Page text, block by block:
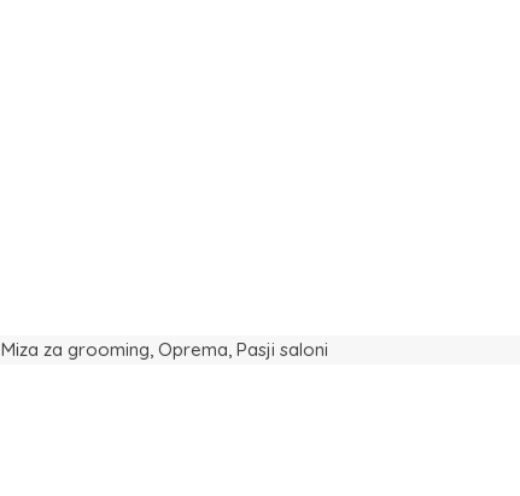
Miza za grooming, Oprema, Pasji saloni